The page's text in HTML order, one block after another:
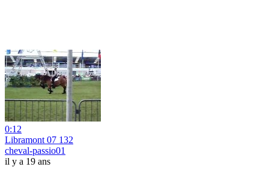
0:12
Libramont 07 132
cheval-passio01
il y a 19 ans